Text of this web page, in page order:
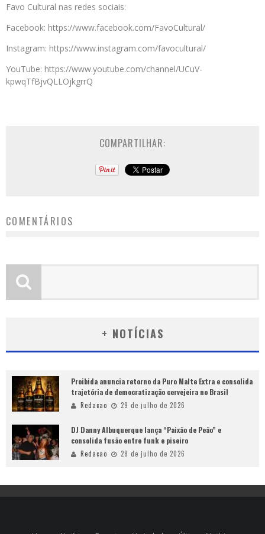
Favo Cultural nas redes sociais:
Facebook: https://www.facebook.com/FavoCultural/
Instagram: https://www.instagram.com/favocultural/
YouTube: https://www.youtube.com/channel/UCuV-
kpwqTfBjvQLLOjkgrrQ
COMPARTILHAR:
COMENTÁRIOS
+ NOTÍCIAS
Proibida anuncia retorno da Puro Malte Extra e consolida
trajetória de democratização cervejeira no Brasil
Redacao 29 de julho de 2026
DJ Danny Albuquerque lança “Paixão de Peão” e
consolida fusão entre funk e piseiro
Redacao 28 de julho de 2026